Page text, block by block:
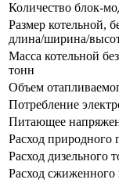
Количество блок-
Размер котельной,
длина/ширина/
Масса котельной
тонн
Объем
Потребление
Питающее
Расход природного
Расход дизельного
Расход сжиженного